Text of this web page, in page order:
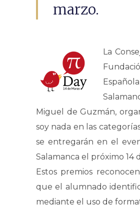
marzo.
La
Miguel de Guzmán,
soy nada en las
se entregarán en el
Salamanca el próximo 14
Estos premios
que el alumnado
mediante el uso de